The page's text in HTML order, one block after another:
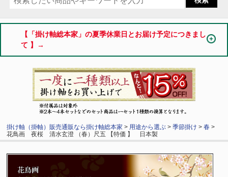
【「掛け軸総本家」の夏季休業日とお届け予定につきまし
て 】→
掛け軸（掛軸）販売通販なら掛け軸総本家 > 用途から選ぶ >季節掛け >春 >
花鳥画 夜桜 清水玄澄 （春）尺五 【特価 】 日本製